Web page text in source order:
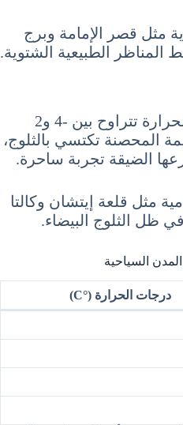
مثل قصر الإمامة وبرج
المناظر الطبيعية الشتوية.
أما في خيوة، فإن درجات الحرارة تتراوح بين -4 و2
المحصنة تكتسي بالثلوج،
الضيقة تجربة ساحرة.
مثل قلعة إيتشان وكالتا
ظل الثلوج البيضاء.
السياحية
درجات الحرارة (°C)